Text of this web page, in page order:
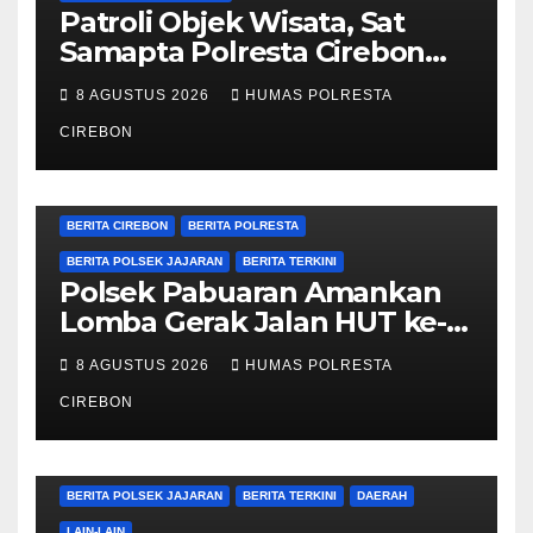
Patroli Objek Wisata, Sat
Samapta Polresta Cirebon
Imbau Pengunjung Jaga
Keamanan dan Keselamatan
8 AGUSTUS 2026 HUMAS POLRESTA
CIREBON
BERITA CIREBON BERITA POLRESTA
BERITA POLSEK JAJARAN BERITA TERKINI
Polsek Pabuaran Amankan
Lomba Gerak Jalan HUT ke-
81 RI, Pastikan Kegiatan
Berjalan Kondusif
8 AGUSTUS 2026 HUMAS POLRESTA
CIREBON
BERITA POLSEK JAJARAN BERITA TERKINI DAERAH